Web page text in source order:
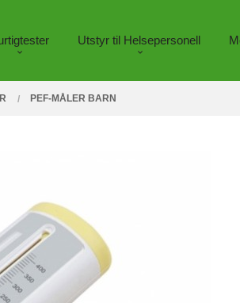
Utstyr til Helsepersonell
PEF-MÅLER BARN